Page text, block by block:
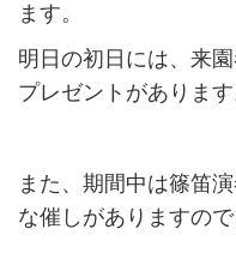
ます。
明日の初日には、来
プレゼントがあります
また、期間中は篠笛
な催しがありますの